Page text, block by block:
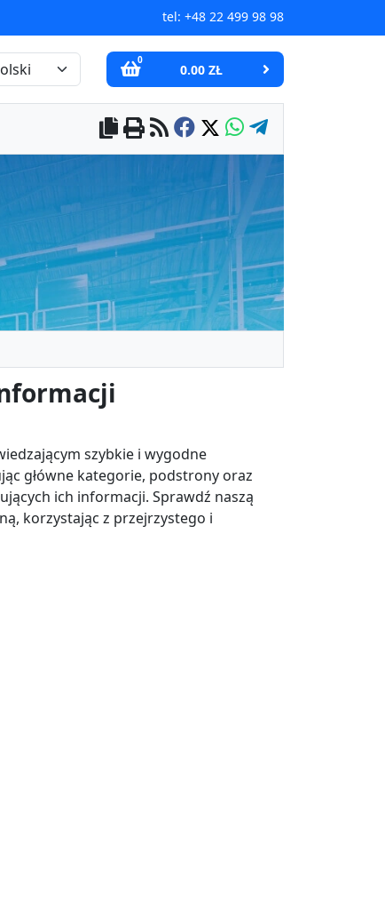
tel: +48 22 499 98 98
0
0.00 ZŁ
szybkie i wygodne
główne kategorie, podstrony oraz
ich informacji. Sprawdź naszą
korzystając z przejrzystego i